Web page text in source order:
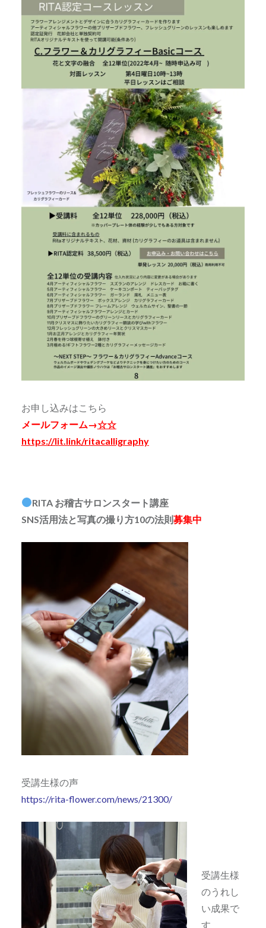
お申し込みはこちら
メールフォーム→☆☆
https://lit.link/ritacalligraphy
RITA お稽古サロンスタート講座
SNS活用法と写真の撮り方10の法則募集中
受講生様の声
https://rita-flower.com/news/21300/
受講生様
のうれし
い成果で
す